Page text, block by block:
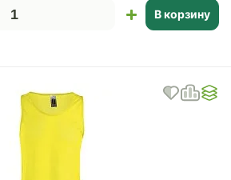
В корзину